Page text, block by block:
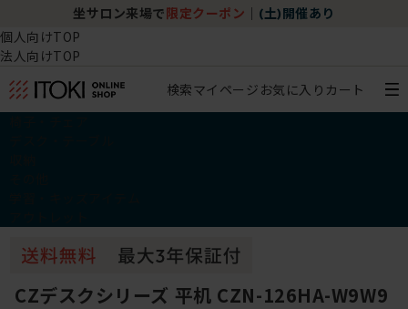
坐サロン来場で 限定クーポン (土)開催あり
個人向けTOP
法人向けTOP
検索マイページ お気に入り カート
CZデスクシリーズ 平机 CZN-126HA-W9W9